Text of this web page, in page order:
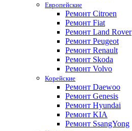
Европейские
Ремонт Citroen
Ремонт Fiat
Ремонт Land Rover
Ремонт Peugeot
Ремонт Renault
Ремонт Skoda
Ремонт Volvo
Корейские
Ремонт Daewoo
Ремонт Genesis
Ремонт Hyundai
Ремонт KIA
Ремонт SsangYong